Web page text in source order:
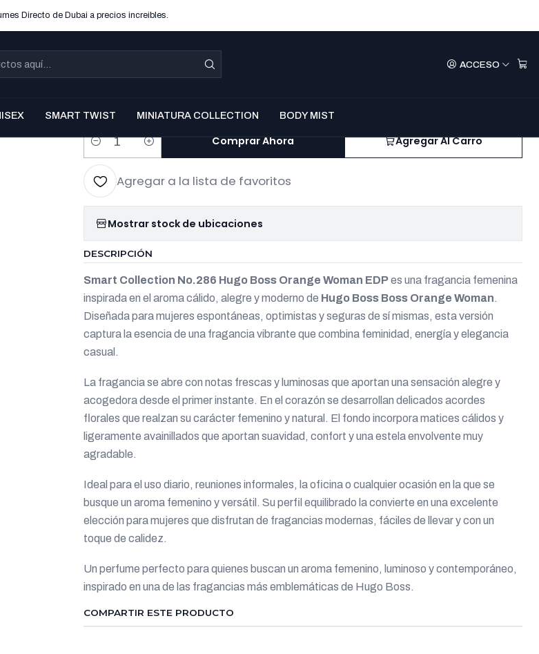
ACCESO
SMART TWIST MINIATURA COLLECTION BODY MIST
Directo de Dubai a precios increibles.
|
Smart Collection No.286 –
Hugo Boss Orange Woman
EDP 100 ml
Cantidad
Agregar Al Carro
Comprar Ahora
Agregar a la lista de favoritos
Mostrar stock de ubicaciones
DESCRIPCIÓN
Smart Collection No.286 Hugo Boss Orange Woman EDPes una fragancia femenina
inspirada en el aroma cálido, alegre y moderno de Hugo Boss Boss Orange Woman.
Diseñada para mujeres espontáneas, optimistas y seguras de sí mismas, esta versión
captura la esencia de una fragancia vibrante que combina feminidad, energía y elegancia
casual.
La fragancia se abre con notas frescas y luminosas que aportan una sensación alegre y
acogedora desde el primer instante. En el corazón se desarrollan delicados acordes
florales que realzan su carácter femenino y natural. El fondo incorpora matices cálidos y
ligeramente avainillados que aportan suavidad, confort y una estela envolvente muy
agradable.
Ideal para el uso diario, reuniones informales, la oficina o cualquier ocasión en la que se
busque un aroma femenino y versátil. Su perfil equilibrado la convierte en una excelente
elección para mujeres que disfrutan de fragancias modernas, fáciles de llevar y con un
toque de calidez.
Un perfume perfecto para quienes buscan un aroma femenino, luminoso y contemporáneo,
inspirado en una de las fragancias más emblemáticas de Hugo Boss.
COMPARTIR ESTE PRODUCTO